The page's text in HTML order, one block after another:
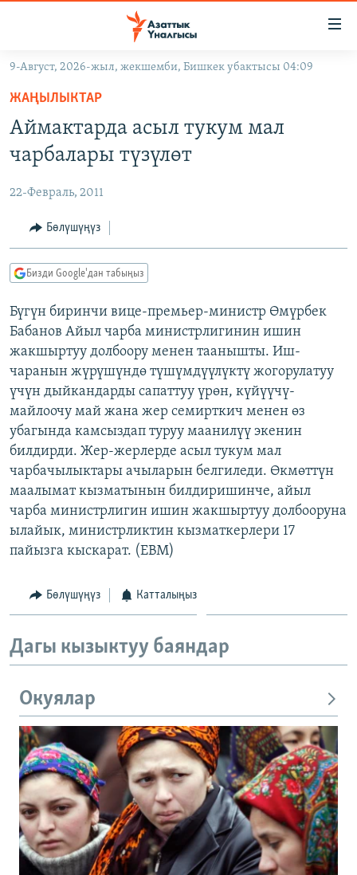
Навигацияга
өтүңүз
Издөөгө
салыңызКЫРГЫЗСТАН
ЭКОНОМИКА
МАДАНИЯТ
ДҮЙНӨ
БОРБОР АЗИЯ
УКРАИНА
АТАЙЫН ИЛИКТӨӨ
ТВ ПРОГРАММАЛАР
ЭКСПЕРТТЕР ТАЛДАЙТ
БИЗ ЖАНА ДҮЙНӨ
ЭЖЕ-СИҢДИЛЕР
АЗАТТЫК+
ЫҢГАЙСЫЗ СУРООЛОР
ӨЗГӨЧӨ ПИКИР
Русский
ОНЛАЙН ШЕРИНЕ
ЭЕ/АРнун бардык сайттары
9-Август, 2026-жыл, жекшемби, Бишкек убактысы 04:09
ЖАҢЫЛЫКТАР
Аймактарда асыл тукум мал
чарбалары түзүлөт
22-Февраль, 2011
Бөлүшүңүз
Бизди Google'дан табыңыз
Бүгүн биринчи вице-премьер-министр Өмүрбек
Бабанов Айыл чарба министрлигинин ишин
жакшыртуу долбоору менен таанышты. Иш-
чаранын жүрүшүндө түшүмдүүлүктү жогорулатуу
үчүн дыйкандарды сапаттуу үрөн, күйүүчү-
майлоочу май жана жер семирткич менен өз
убагында камсыздап туруу маанилүү экенин
билдирди. Жер-жерлерде асыл тукум мал
чарбачылыктары ачыларын белгиледи. Өкмөттүн
маалымат кызматынын билдиришинче, айыл
чарба министрлигин ишин жакшыртуу долбооруна
ылайык, министрликтин кызматкерлери 17
пайызга кыскарат. (EBM)
Бөлүшүңүз Катталыңыз
Дагы кызыктуу баяндар
Окуялар